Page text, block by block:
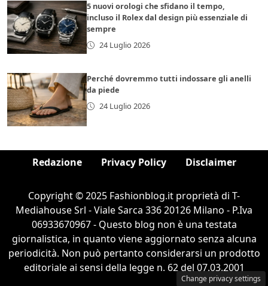
5 nuovi orologi che sfidano il tempo,
incluso il Rolex dal design più essenziale di
sempre
24 Luglio 2026
Perché dovremmo tutti indossare gli anelli
da piede
24 Luglio 2026
Redazione Privacy Policy Disclaimer
Copyright © 2025 Fashionblog.it proprietà di T-
Mediahouse Srl - Viale Sarca 336 20126 Milano - P.Iva
06933670967 - Questo blog non è una testata
giornalistica, in quanto viene aggiornato senza alcuna
periodicità. Non può pertanto considerarsi un prodotto
editoriale ai sensi della legge n. 62 del 07.03.2001
Change privacy settings